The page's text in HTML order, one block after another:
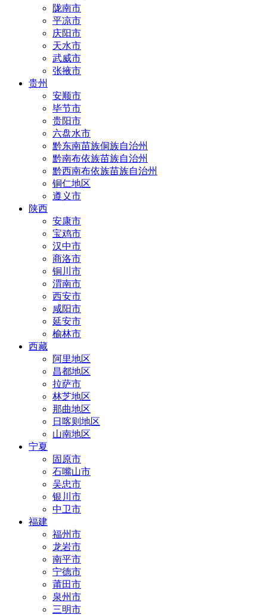
陇南市
平凉市
庆阳市
天水市
武威市
张掖市
贵州
安顺市
毕节市
贵阳市
六盘水市
黔东南苗族侗族自治州
黔南布依族苗族自治州
黔西南布依族苗族自治州
铜仁地区
遵义市
陕西
安康市
宝鸡市
汉中市
商洛市
铜川市
渭南市
西安市
咸阳市
延安市
榆林市
西藏
阿里地区
昌都地区
拉萨市
林芝地区
那曲地区
日喀则地区
山南地区
宁夏
固原市
石嘴山市
吴忠市
银川市
中卫市
福建
福州市
龙岩市
南平市
宁德市
莆田市
泉州市
三明市